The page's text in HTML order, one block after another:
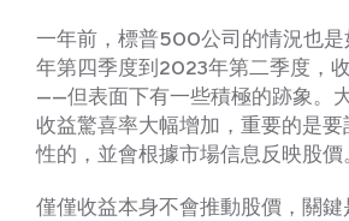
一年前，標普500公司的情況也
年第四季度到2023年第二季度，
——但表面下有一些積極的跡象。
收益驚喜率大幅增加，重要的是
性的，並會根據市場信息反映股價
僅僅收益本身不會推動股價，關